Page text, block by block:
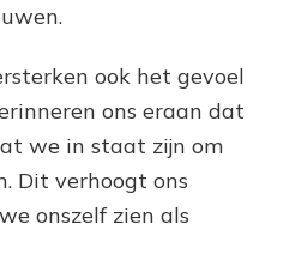
ook het gevoel
ons eraan dat
we in staat zijn om
Dit verhoogt ons
onszelf zien als